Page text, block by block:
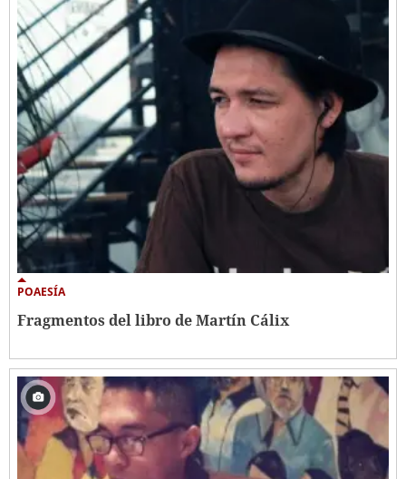
POAESÍA
Fragmentos del libro de Martín Cálix